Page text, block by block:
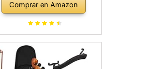
Comprar en Amazon